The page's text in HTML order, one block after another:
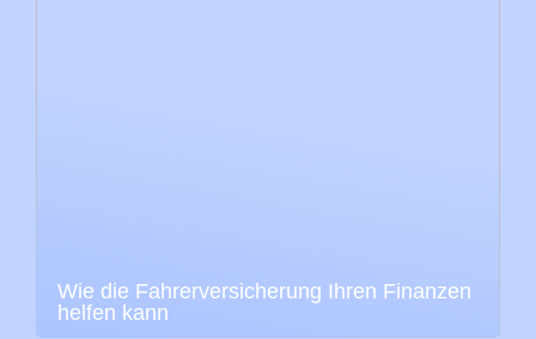
Wie die Fahrerversicherung Ihren Finanzen
helfen kann